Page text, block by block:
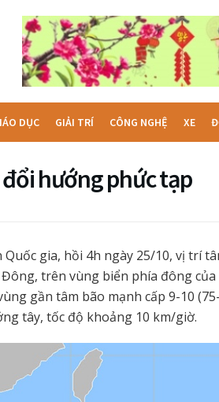
DỤC GIẢI TRÍ CÔNG NGHỆ XE
hướng phức tạp
gia, hồi 4h ngày 25/10, vị trí
trên vùng biển phía đông của
gần tâm bão mạnh cấp 9-10 (75-
tây, tốc độ khoảng 10 km/giờ.